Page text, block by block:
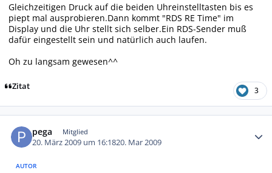
Gleichzeitigen Druck auf die beiden Uhreinstelltasten bis es
piept mal ausprobieren.Dann kommt "RDS RE Time" im
Display und die Uhr stellt sich selber.Ein RDS-Sender muß
dafür eingestellt sein und natürlich auch laufen.
Oh zu langsam gewesen^^
Zitat 3
pega Mitglied
20. März 2009 um 16:1820. Mar 2009
AUTOR